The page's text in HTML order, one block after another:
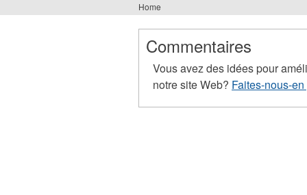
You
are
here
Home
Commentaires
Vous avez des idées pour
notre site Web? Faites-nous-en